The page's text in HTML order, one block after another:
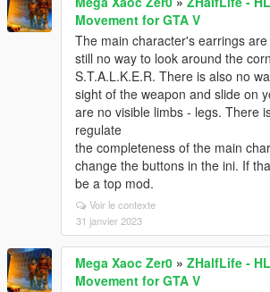
Movement for GTA V
The main character's earrings
still no way to look around the
S.T.A.L.K.E.R. There is also no
sight of the weapon and slide on
are no visible limbs - legs. There
regulate
the completeness of the main
change the buttons in the ini. If
be a top mod.
Voir le contexte
31 janvier 2023
Mega Xaoc Zer0 » ZHalfLife -
Movement for GTA V